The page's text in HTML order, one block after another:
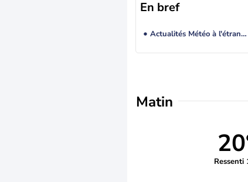
En bref
Actualités Météo à l'étranger
Matin
Ressenti